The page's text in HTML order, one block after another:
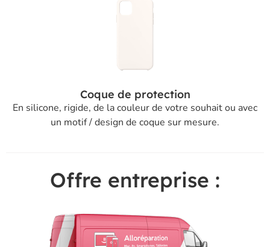
Coque de protection
En silicone, rigide, de la couleur de votre souhait ou avec
un motif / design de coque sur mesure.
Offre entreprise :